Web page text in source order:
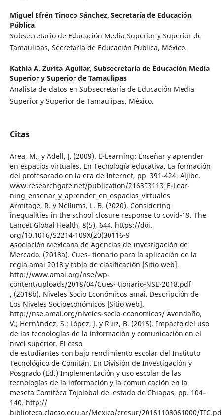
Miguel Efrén Tinoco Sánchez, Secretaría de Educación
Pública
Subsecretario de Educación Media Superior y Superior de
Tamaulipas, Secretaría de Educación Pública, México.
Kathia A. Zurita-Aguilar, Subsecretaría de Educación Media
Superior y Superior de Tamaulipas
Analista de datos en Subsecretaría de Educación Media
Superior y Superior de Tamaulipas, México.
Citas
Area, M., y Adell, J. (2009). E-Learning: Enseñar y aprender
en espacios virtuales. En Tecnología educativa. La formación
del profesorado en la era de Internet, pp. 391-424. Aljibe.
www.researchgate.net/publication/216393113_E-Lear-
ning_ensenar_y_aprender_en_espacios_virtuales
Armitage, R. y Nellums, L. B. (2020). Considering
inequalities in the school closure response to covid-19. The
Lancet Global Health, 8(5), 644. https://doi.
org/10.1016/S2214-109X(20)30116-9
Asociación Mexicana de Agencias de Investigación de
Mercado. (2018a). Cues- tionario para la aplicación de la
regla amai 2018 y tabla de clasificación [Sitio web].
http://www.amai.org/nse/wp-
content/uploads/2018/04/Cues- tionario-NSE-2018.pdf
, (2018b). Niveles Socio Económicos amai. Descripción de
Los Niveles Socioeconómicos [Sitio web].
http://nse.amai.org/niveles-socio-economicos/ Avendaño,
V.; Hernández, S.; López, J. y Ruiz, B. (2015). Impacto del uso
de las tecnologías de la información y comunicación en el
nivel superior. El caso
de estudiantes con bajo rendimiento escolar del Instituto
Tecnológico de Comitán. En División de Investigación y
Posgrado (Ed.) Implementación y uso escolar de las
tecnologías de la información y la comunicación en la
meseta Comitéca Tojolabal del estado de Chiapas, pp. 104–
140. http://
biblioteca.clacso.edu.ar/Mexico/cresur/20161108061000/